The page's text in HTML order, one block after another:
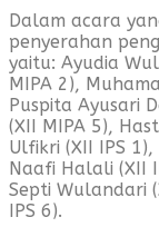
Dalam acara
penyerahan
yaitu: Ayudia
MIPA 2),
Puspita Ayusari
(XII MIPA 5),
Ulfikri (XII IPS
Naafi Halali (XII
Septi Wulandari
IPS 6).